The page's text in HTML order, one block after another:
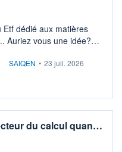
Etf dédié aux matières
Auriez vous une idée?
SAIQEN • 23 juil. 2026
du calcul quan…